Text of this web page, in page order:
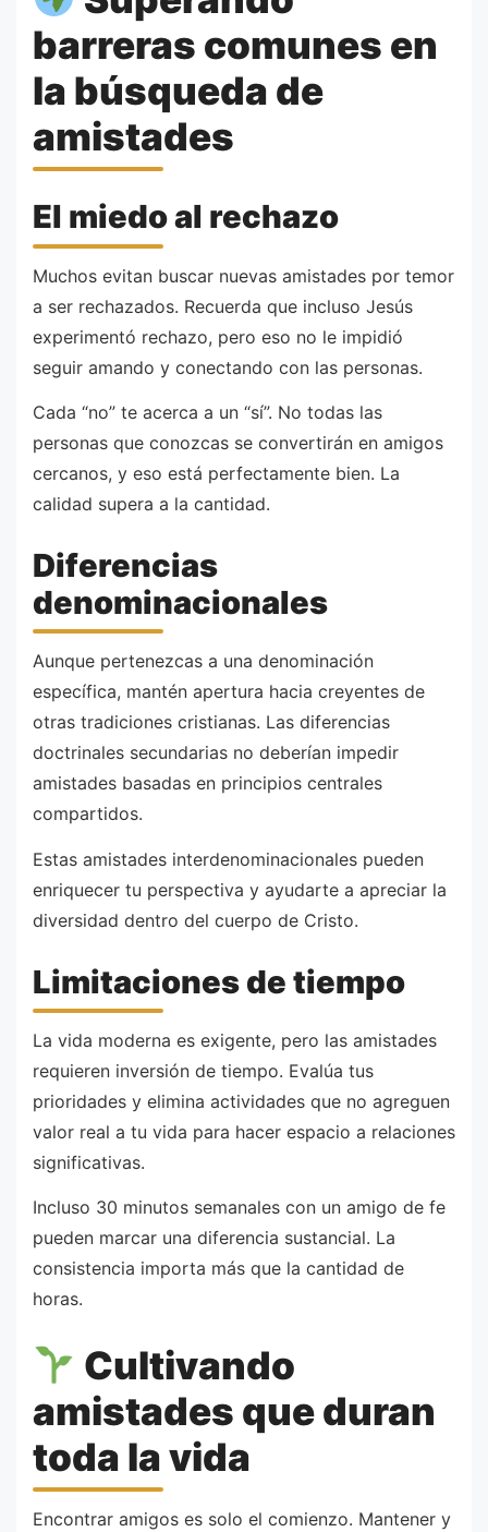
barreras comunes en
la búsqueda de
amistades
El miedo al rechazo
Muchos evitan buscar nuevas amistades por temor
a ser rechazados. Recuerda que incluso Jesús
experimentó rechazo, pero eso no le impidió
seguir amando y conectando con las personas.
Cada “no” te acerca a un “sí”. No todas las
personas que conozcas se convertirán en amigos
cercanos, y eso está perfectamente bien. La
calidad supera a la cantidad.
Diferencias
denominacionales
Aunque pertenezcas a una denominación
específica, mantén apertura hacia creyentes de
otras tradiciones cristianas. Las diferencias
doctrinales secundarias no deberían impedir
amistades basadas en principios centrales
compartidos.
Estas amistades interdenominacionales pueden
enriquecer tu perspectiva y ayudarte a apreciar la
diversidad dentro del cuerpo de Cristo.
Limitaciones de tiempo
La vida moderna es exigente, pero las amistades
requieren inversión de tiempo. Evalúa tus
prioridades y elimina actividades que no agreguen
valor real a tu vida para hacer espacio a relaciones
significativas.
Incluso 30 minutos semanales con un amigo de fe
pueden marcar una diferencia sustancial. La
consistencia importa más que la cantidad de
horas.
Cultivando
amistades que duran
toda la vida
Encontrar amigos es solo el comienzo. Mantener y